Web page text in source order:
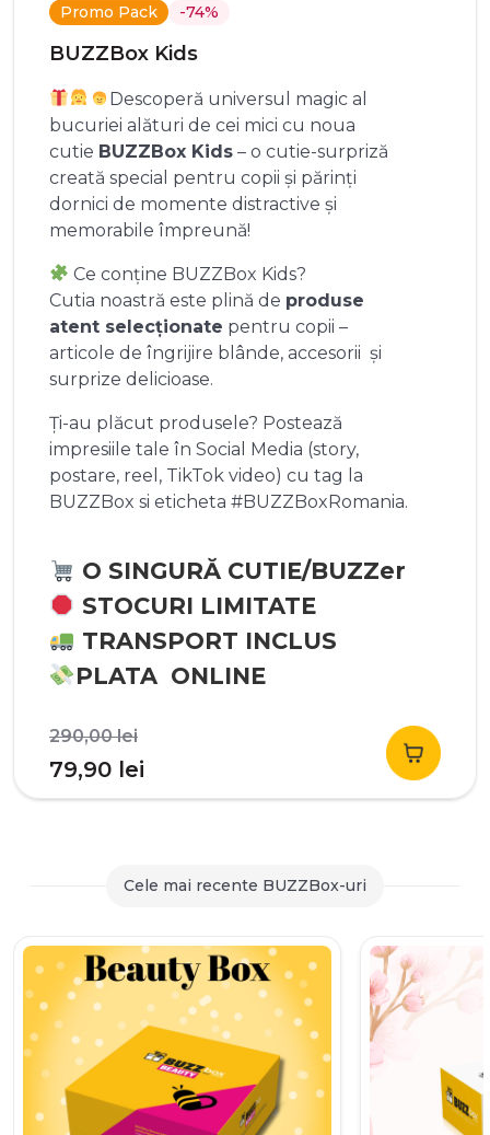
Promo Pack -74%
BUZZBox Kids
Descoperă universul magic al
bucuriei alături de cei mici cu noua
cutie BUZZBox Kids – o cutie-surpriză
creată special pentru copii și părinți
dornici de momente distractive și
memorabile împreună!
Ce conține BUZZBox Kids?
Cutia noastră este plină de produse
atent selecționate pentru copii –
articole de îngrijire blânde, accesorii și
surprize delicioase.
Ți-au plăcut produsele? Postează
impresiile tale în Social Media (story,
postare, reel, TikTok video) cu tag la
BUZZBox si eticheta #BUZZBoxRomania.
O SINGURĂ CUTIE/BUZZer
STOCURI LIMITATE
TRANSPORT INCLUS
PLATA ONLINE
290,00leiPrețul
inițial
a
290,00 lei.
79,90 lei
curent
79,90 lei.
Cele mai recente BUZZBox-uri